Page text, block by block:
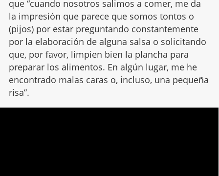
que “cuando nosotros salimos a comer, me da
la impresión que parece que somos tontos o
(pijos) por estar preguntando constantemente
por la elaboración de alguna salsa o solicitando
que, por favor, limpien bien la plancha para
preparar los alimentos. En algún lugar, me he
encontrado malas caras o, incluso, una pequeña
risa”.